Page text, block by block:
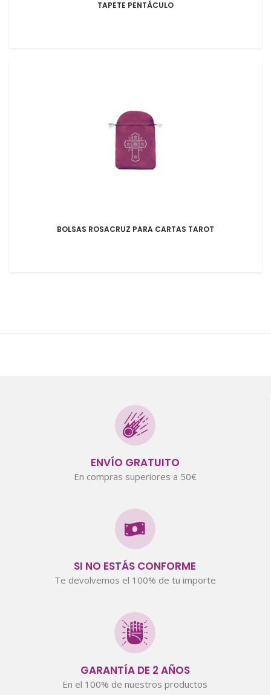
TAPETE PENTÁCULO
BOLSAS ROSACRUZ PARA CARTAS TAROT
ENVÍO GRATUITO
En compras superiores a 50€
SI NO ESTÁS CONFORME
Te devolvemos el 100% de tu importe
GARANTÍA DE 2 AÑOS
En el 100% de nuestros productos